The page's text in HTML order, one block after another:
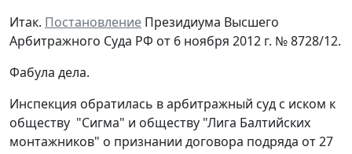
Итак. Постановление Президиума Высшего
Арбитражного Суда РФ от 6 ноября 2012 г. № 8728/12.
Фабула дела.
Инспекция обратилась в арбитражный суд с иском к
обществу "Сигма" и обществу "Лига Балтийских
монтажников" о признании договора подряда от 27